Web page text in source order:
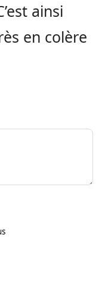
ainsi
en colère